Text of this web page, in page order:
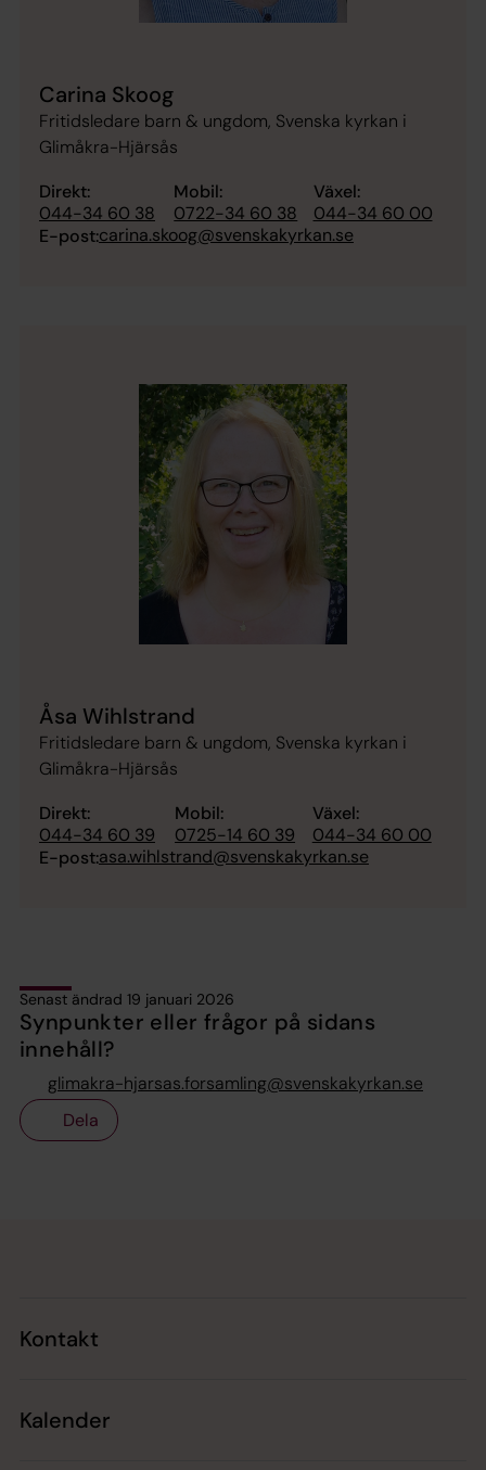
Carina Skoog
Fritidsledare barn & ungdom, Svenska kyrkan i
Glimåkra-Hjärsås
Direkt:
044-34 60 38
Mobil:
0722-34 60 38
Växel:
044-34 60 00
E-post:carina.skoog@svenskakyrkan.se
Åsa Wihlstrand
Fritidsledare barn & ungdom, Svenska kyrkan i
Glimåkra-Hjärsås
Direkt:
044-34 60 39
Mobil:
0725-14 60 39
Växel:
044-34 60 00
E-post:asa.wihlstrand@svenskakyrkan.se
Senast ändrad 19 januari 2026
Synpunkter eller frågor på sidans
innehåll?
glimakra-hjarsas.forsamling@svenskakyrkan.se
Dela
Kontakt
Kalender